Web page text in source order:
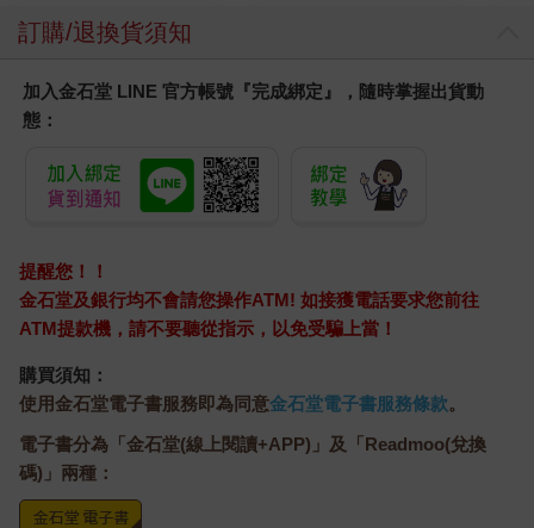
訂購/退換貨須知
加入金石堂 LINE 官方帳號『完成綁定』，隨時掌握出貨動
態：
提醒您！！
金石堂及銀行均不會請您操作ATM! 如接獲電話要求您前往
ATM提款機，請不要聽從指示，以免受騙上當！
購買須知：
使用金石堂電子書服務即為同意金石堂電子書服務條款。
電子書分為「金石堂(線上閱讀+APP)」及「Readmoo(兌換
碼)」兩種：